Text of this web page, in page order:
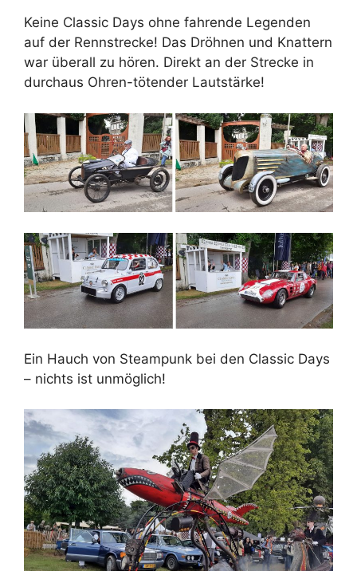
Keine Classic Days ohne fahrende Legenden
auf der Rennstrecke! Das Dröhnen und Knattern
war überall zu hören. Direkt an der Strecke in
durchaus Ohren-tötender Lautstärke!
Ein Hauch von Steampunk bei den Classic Days
– nichts ist unmöglich!